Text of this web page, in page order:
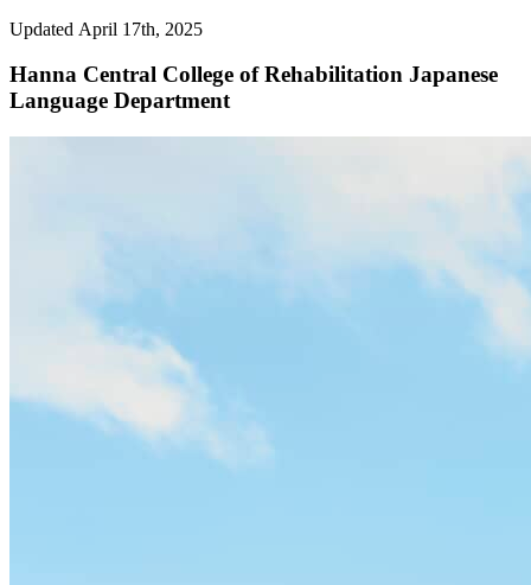
Updated April 17th, 2025
Hanna Central College of Rehabilitation Japanese
Language Department